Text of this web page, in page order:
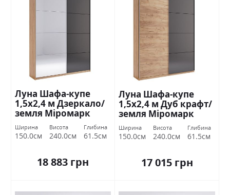
Луна Шафа-купе
1,5х2,4 м Дзеркало/
земля Міромарк
Міромарк
Ширина
150.0см
Висота
240.0см
Глибина
61.5см
18 883 грн
Луна Шафа-купе
1,5х2,4 м Дуб крафт/
земля Міромарк
Ширина
150.0см
Висота
240.0см
Глибина
61.5см
17 015 грн